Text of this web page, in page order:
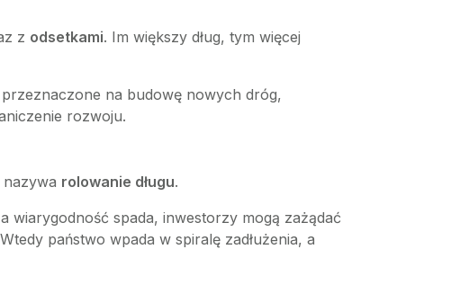
z odsetkami. Im większy dług, tym więcej
na budowę nowych dróg,
rozwoju.
nazywa rolowanie długu.
wiarygodność spada, inwestorzy mogą zażądać
państwo wpada w spiralę zadłużenia, a